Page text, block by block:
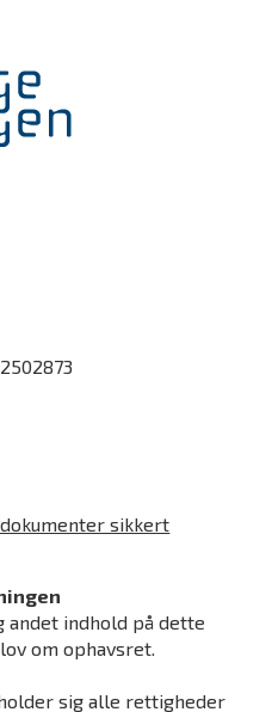
sikkert
andet indhold på dette
om ophavsret.
sig alle rettigheder